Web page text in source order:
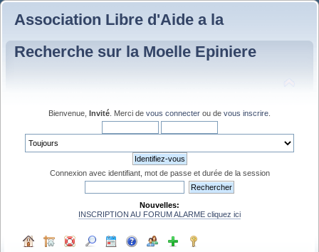
Association Libre d'Aide a la
Recherche sur la Moelle Epiniere
Bienvenue, Invité . Merci de vous connecter ou de vous inscrire
Connexion avec identifiant, mot de passe et durée de la session
Nouvelles:
INSCRIPTION AU FORUM ALARME cliquez ici